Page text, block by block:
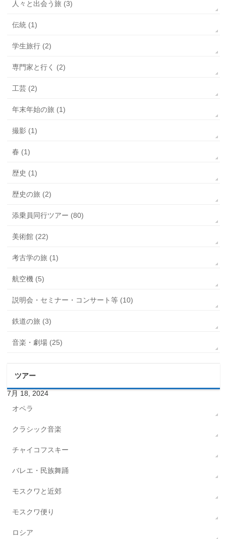
人々と出会う旅 (3)
伝統 (1)
学生旅行 (2)
専門家と行く (2)
工芸 (2)
年末年始の旅 (1)
撮影 (1)
春 (1)
歴史 (1)
歴史の旅 (2)
添乗員同行ツアー (80)
美術館 (22)
考古学の旅 (1)
航空機 (5)
説明会・セミナー・コンサート等 (10)
鉄道の旅 (3)
音楽・劇場 (25)
ツアー
7月 18, 2024
オペラ
クラシック音楽
チャイコフスキー
バレエ・民族舞踊
モスクワと近郊
モスクワ便り
ロシア